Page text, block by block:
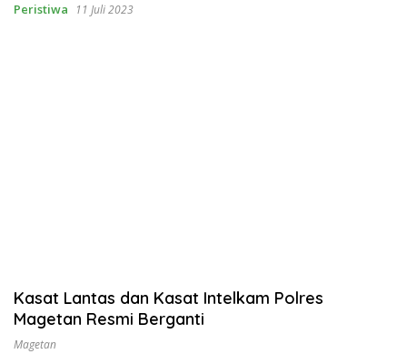
Peristiwa 11 Juli 2023
Kasat Lantas dan Kasat Intelkam Polres
Magetan Resmi Berganti
Magetan